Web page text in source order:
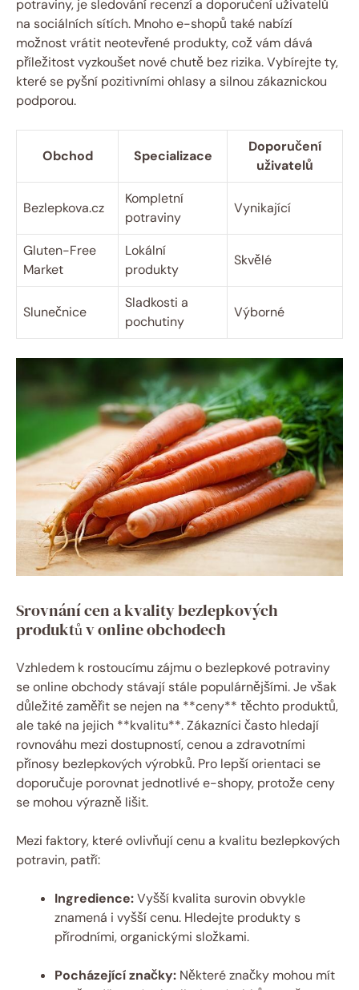
potraviny, je sledování recenzí⁢ a‌ doporučení uživatelů
na sociálních ⁢sítích. Mnoho e-shopů také‍ nabízí
možnost vrátit⁢ neotevřené produkty, což vám dává
příležitost vyzkoušet nové chutě bez‌ rizika. ​Vybírejte⁤ ty,
které se pyšní⁣ pozitivními ‍ohlasy a‍ silnou zákaznickou
podporou.
Obchod Specializace
Doporučení
uživatelů
Bezlepkova.cz
Kompletní
potraviny
Vynikající
Gluten-Free​
Market
Lokální
produkty
Skvělé
Slunečnice
Sladkosti a ​
pochutiny
Výborné
Srovnání ‍cen‌ a kvality ⁢bezlepkových
produktů v ⁤online​ obchodech
Vzhledem k rostoucímu⁣ zájmu o bezlepkové potraviny
se online obchody stávají stále populárnějšími. ‌Je však‍
důležité zaměřit⁤ se nejen na **ceny** těchto produktů,
ale také na jejich **kvalitu**.⁣ Zákazníci⁤ často hledají
rovnováhu⁣ mezi dostupností, cenou a zdravotními
přínosy bezlepkových výrobků. Pro ‌lepší orientaci se
doporučuje porovnat jednotlivé e-shopy,⁢ protože ceny
se mohou výrazně lišit.
Mezi faktory, které ovlivňují cenu a kvalitu ​bezlepkových
potravin,‍ patří:
Ingredience:Vyšší ‍kvalita surovin obvykle
znamená ​i vyšší cenu. Hledejte produkty s
přírodními, organickými složkami.
Pocházející značky: Některé‌ značky mohou mít